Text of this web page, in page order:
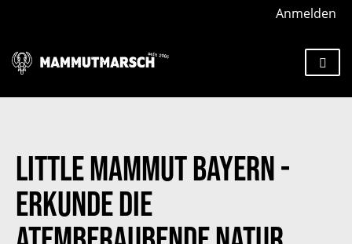
Anmelden
Little Mammut Bayern -
Erkunde die